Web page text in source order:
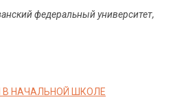
федеральный университет,
В НАЧАЛЬНОЙ ШКОЛЕ